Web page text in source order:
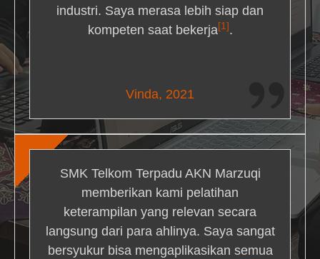
industri. Saya merasa lebih siap dan
kompeten saat bekerja[1] .
Vinda, 2021
SMK Telkom Terpadu AKN Marzuqi
memberikan kami pelatihan
keterampilan yang relevan secara
langsung dari para ahlinya. Saya sangat
bersyukur bisa mengaplikasikan semua